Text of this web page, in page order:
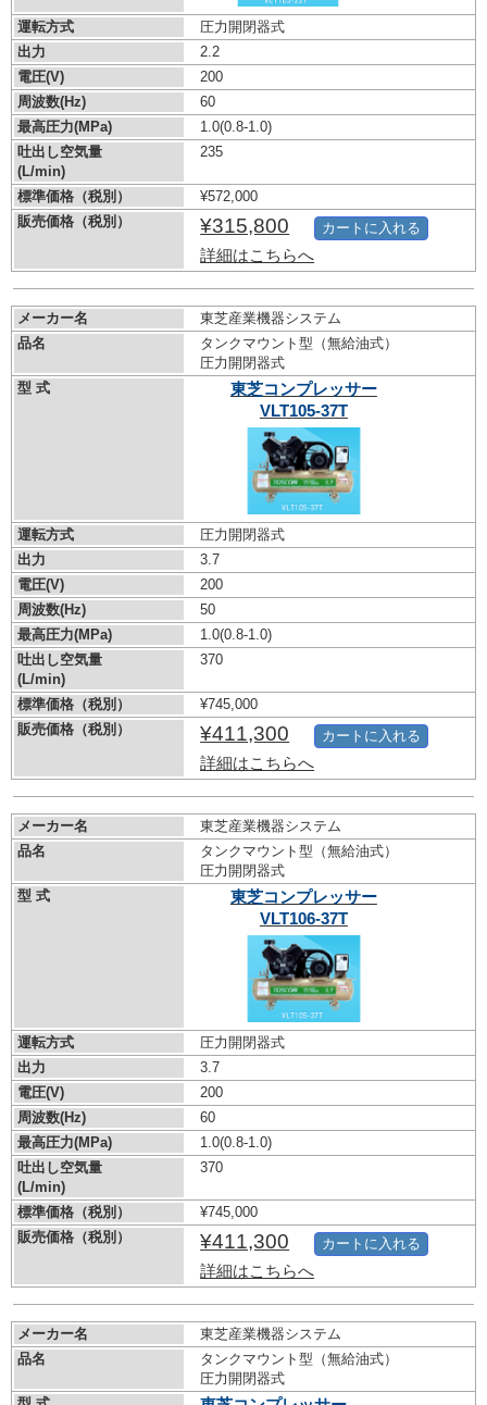
運転方式
圧力開閉器式
出力
2.2
電圧(V)
200
周波数(Hz)
60
最高圧力(MPa)
1.0(0.8-1.0)
吐出し空気量
(L/min)
235
標準価格（税別）
¥572,000
販売価格（税別）
¥315,800
詳細はこちらへ
カートに入れる
メーカー名
東芝産業機器システム
品名
タンクマウント型（無給油式）
圧力開閉器式
型 式
東芝コンプレッサー
VLT105-37T
運転方式
圧力開閉器式
出力
3.7
電圧(V)
200
周波数(Hz)
50
最高圧力(MPa)
1.0(0.8-1.0)
吐出し空気量
(L/min)
370
標準価格（税別）
¥745,000
販売価格（税別）
¥411,300
詳細はこちらへ
カートに入れる
メーカー名
東芝産業機器システム
品名
タンクマウント型（無給油式）
圧力開閉器式
型 式
東芝コンプレッサー
VLT106-37T
運転方式
圧力開閉器式
出力
3.7
電圧(V)
200
周波数(Hz)
60
最高圧力(MPa)
1.0(0.8-1.0)
吐出し空気量
(L/min)
370
標準価格（税別）
¥745,000
販売価格（税別）
¥411,300
詳細はこちらへ
カートに入れる
メーカー名
東芝産業機器システム
品名
タンクマウント型（無給油式）
圧力開閉器式